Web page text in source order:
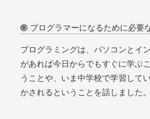
プログラマーになるために必要
プログラミングは、パソコンとイ
があれば今日からでもすぐに学ぶ
うことや、いま中学校で学習して
かされるということを話しました。